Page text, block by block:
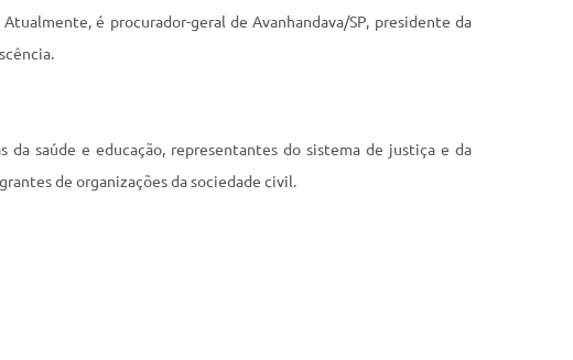
é procurador-geral de Avanhandava/SP, presidente da
da saúde e educação, representantes do sistema de justiça e da
de organizações da sociedade civil.